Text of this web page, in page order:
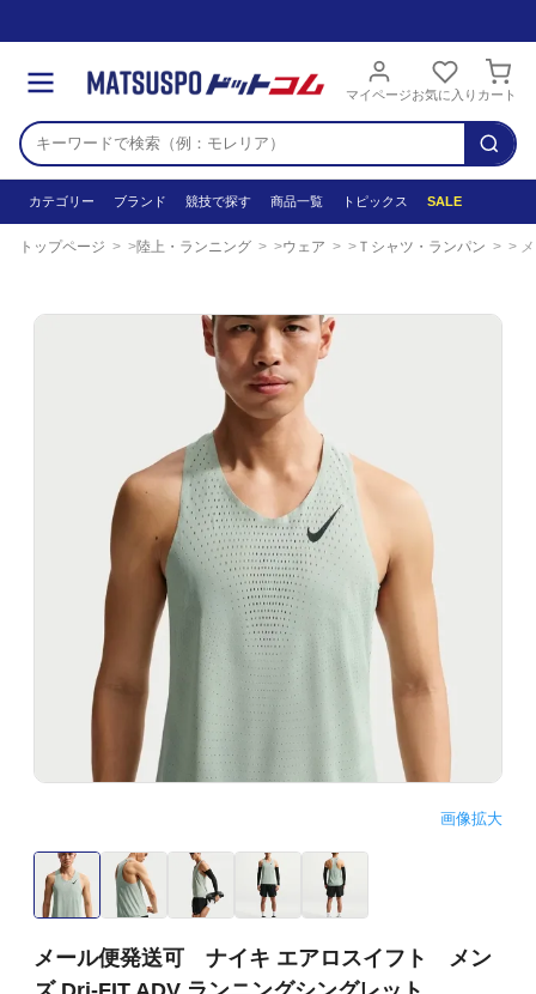
マイページお気に入り カート
カテゴリー ブランド 競技で探す 商品一覧 トピックス SALE
トップページ 陸上・ランニング ウェア Ｔシャツ・ランパン メー
画像拡大
メール便発送可 ナイキ エアロスイフト メン